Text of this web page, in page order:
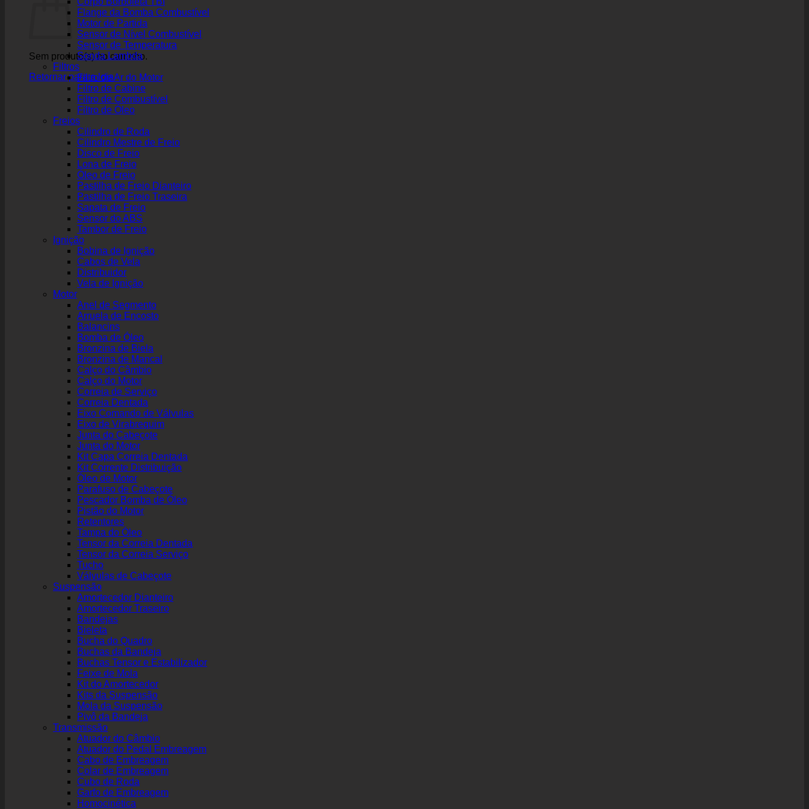
Sem produto(s) no carrinho.
Retornar para a loja
Flange da Bomba Combustível
Motor de Partida
Sensor de Nível Combustível
Sensor de Temperatura
Sonda Lambda
Filtros
Filtro de Ar do Motor
Filtro de Cabine
Filtro de Combustível
Filtro de Óleo
Freios
Cilindro de Roda
Cilindro Mestre de Freio
Disco de Freio
Lona de Freio
Óleo de Freio
Pastilha de Freio Dianteiro
Pastilha de Freio Traseira
Sapata de Freio
Sensor do ABS
Tambor de Freio
Ignição
Bobina de Ignição
Cabos de Vela
Distribuidor
Vela de Ignição
Motor
Anel de Segmento
Arruela de Encosto
Balancins
Bomba de Óleo
Bronzina de Biela
Bronzina de Mancal
Calço do Câmbio
Calço do Motor
Correia de Serviço
Correia Dentada
Eixo Comando de Válvulas
Eixo de Virabrequim
Junta do Cabeçote
Junta do Motor
Kit Capa Correia Dentada
Kit Corrente Distribuição
Óleo de Motor
Parafuso de Cabeçote
Pescador Bomba de Óleo
Pistão do Motor
Retentores
Tampa do Óleo
Tensor da Correia Dentada
Tensor da Correia Serviço
Tucho
Válvulas de Cabeçote
Suspensão
Amortecedor Dianteiro
Amortecedor Traseiro
Bandejas
Bieleta
Bucha do Quadro
Buchas da Bandeja
Buchas Tensor e Estabilizador
Feixe de Mola
Kit do Amortecedor
Kits da Suspensão
Mola da Suspensão
Pivô da Bandeja
Transmissão
Atuador do Câmbio
Atuador do Pedal Embreagem
Cabo de Embreagem
Colar de Embreagem
Cubo de Roda
Garfo de Embreagem
Homocinética